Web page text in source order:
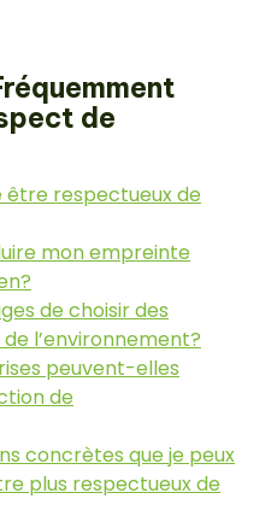
de
être respectueux de
mon empreinte
de choisir des
l’environnement?
peuvent-elles
de
concrètes que je peux
plus respectueux de